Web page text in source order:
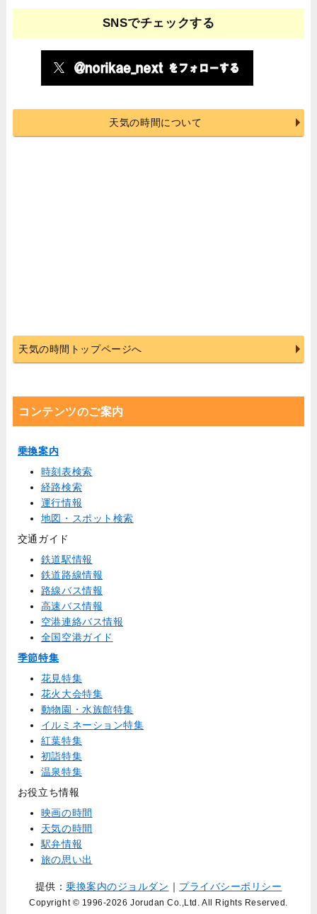
SNSでチェックする
天気の時間について
天気の時間トップページへ
コンテンツのご案内
乗換案内
時刻表検索
経路検索
運行情報
地図・スポット検索
交通ガイド
鉄道駅情報
鉄道路線情報
路線バス情報
高速バス情報
空港連絡バス情報
全国空港ガイド
季節特集
花見特集
花火大会特集
動物園・水族館特集
イルミネーション特集
紅葉特集
初詣特集
温泉特集
お役立ち情報
映画の時間
天気の時間
駅弁情報
旅の思い出
提供：乗換案内のジョルダン ｜ プライバシーポリシー
Copyright © 1996-2026 Jorudan Co.,Ltd. All Rights Reserved.